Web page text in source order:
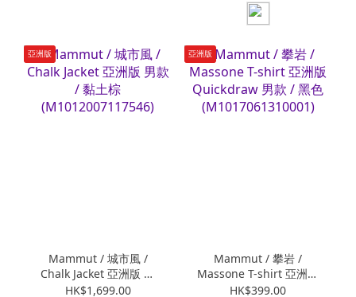
亞洲版
Mammut / 城市風 /
Chalk Jacket 亞洲版 男
款 / 黏土棕
HK$1,699.00
亞洲版
Mammut / 攀岩 /
Massone T-shirt 亞洲版
Quickdraw 男款 / 黑色
HK$399.00